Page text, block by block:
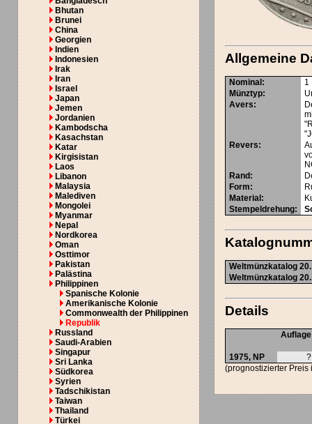
Bhutan
Brunei
China
Georgien
Indien
Indonesien
Irak
Iran
Israel
Japan
Jemen
Jordanien
Kambodscha
Kasachstan
Katar
Kirgisistan
Laos
Libanon
Malaysia
Malediven
Mongolei
Myanmar
Nepal
Nordkorea
Oman
Osttimor
Pakistan
Palästina
Philippinen
Spanische Kolonie
Amerikanische Kolonie
Commonwealth der Philippinen
Republik
Russland
Saudi-Arabien
Singapur
Sri Lanka
Südkorea
Syrien
Tadschikistan
Taiwan
Thailand
Türkei
Allgemeine
Nominal :
1
Münztyp:
Avers:
Revers:
Rand :
Form:
Material :
Stempeldrehung:
Weltmünzkatalog
Weltmünzkatalog
Details
Auflage
1975, NP
?
(prognostizierter